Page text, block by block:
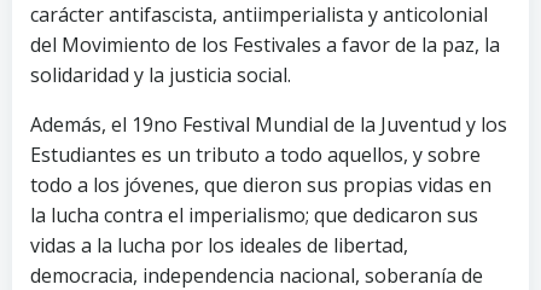
carácter antifascista, antiimperialista y anticolonial
del Movimiento de los Festivales a favor de la paz, la
solidaridad y la justicia social.
Además, el 19no Festival Mundial de la Juventud y los
Estudiantes es un tributo a todo aquellos, y sobre
todo a los jóvenes, que dieron sus propias vidas en
la lucha contra el imperialismo; que dedicaron sus
vidas a la lucha por los ideales de libertad,
democracia, independencia nacional, soberanía de